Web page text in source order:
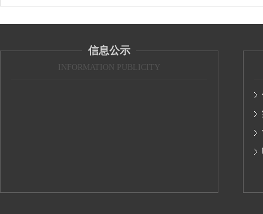
信息公示
INFORMATION PUBLICITY